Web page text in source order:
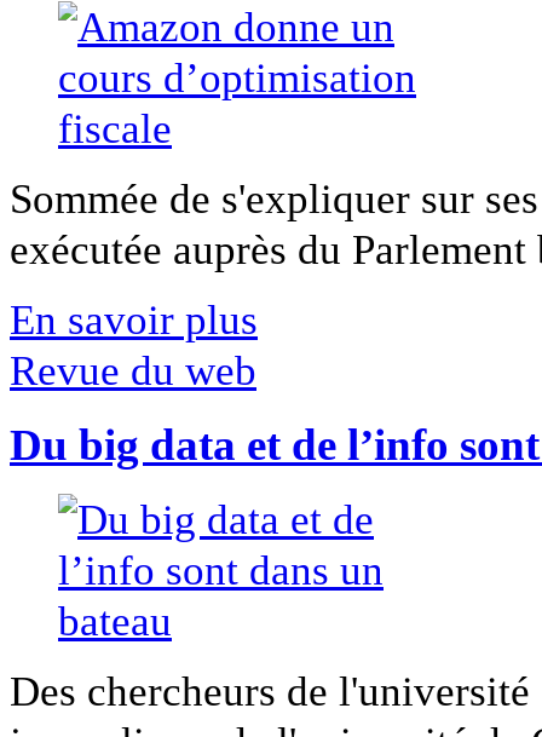
Sommée de s'expliquer sur
exécutée auprès du
En savoir plus
Revue du web
Du big data et de l’info
Des chercheurs de